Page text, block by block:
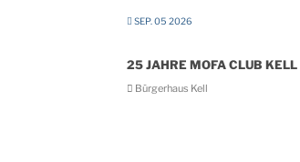
SEP. 05 2026
25 JAHRE MOFA CLUB KELL
Bürgerhaus Kell